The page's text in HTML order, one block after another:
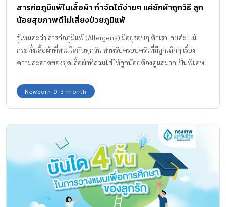
สารก่อภูมิแพ้ในเสื้อผ้า กำจัดได้ง่ายๆ แค่ซักผ้าถูกวิธี ลูก
น้อยสุขภาพดีไม่เสี่ยงป่วยภูมิแพ้
รู้ไหมคะว่า สารก่อภูมิแพ้ (Allergens) มีอยู่รอบๆ ตัวเราเลยค่ะ แม้
กระทั่งเสื้อผ้าที่สวมใส่กันทุกวัน สำหรับครอบครัวที่มีลูกเล็กๆ เรื่อง
ความสะอาดของชุดเสื้อผ้าที่สวมใส่ให้ลูกน้อยต้องดูแลมากเป็นพิเศษ
เจ็บป่วย และเป็นภูมิแพ้ได้ค่ะ
Newborn 0-3 month